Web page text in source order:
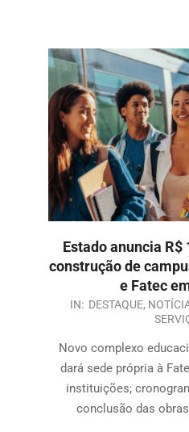
Estado anuncia
construção de
e Fatec
IN: DESTAQUE,
Novo complexo
dará sede própria à
instituições;
conclusão das